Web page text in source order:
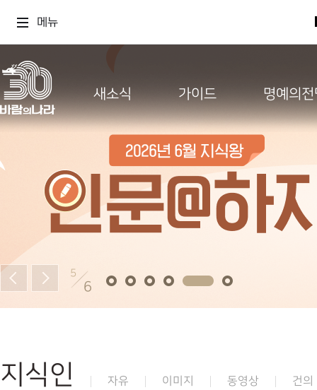
메뉴
새소식 가이드 명예의
5
6
지식인 자유 이미지 동영상 건의